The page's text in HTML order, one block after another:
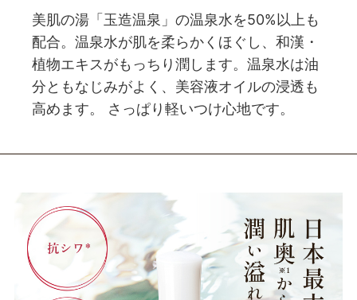
美肌の湯「玉造温泉」の温泉水を50%以上も
配合。温泉水が肌を柔らかくほぐし、和漢・
植物エキスがもっちり潤します。温泉水は油
分ともなじみがよく、美容液オイルの浸透も
高めます。 さっぱり軽いつけ心地です。